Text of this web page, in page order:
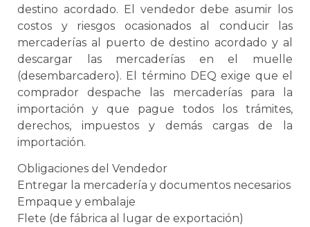
destino acordado. El vendedor debe asumir los
costos y riesgos ocasionados al conducir las
mercaderías al puerto de destino acordado y al
descargar las mercaderías en el muelle
(desembarcadero). El término DEQ exige que el
comprador despache las mercaderías para la
importación y que pague todos los trámites,
derechos, impuestos y demás cargas de la
importación.
Obligaciones del Vendedor
Entregar la mercadería y documentos necesarios
Empaque y embalaje
Flete (de fábrica al lugar de exportación)